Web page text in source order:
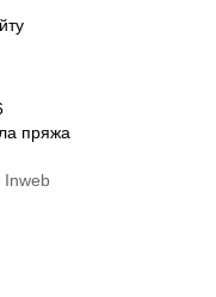
пряжа
Inweb